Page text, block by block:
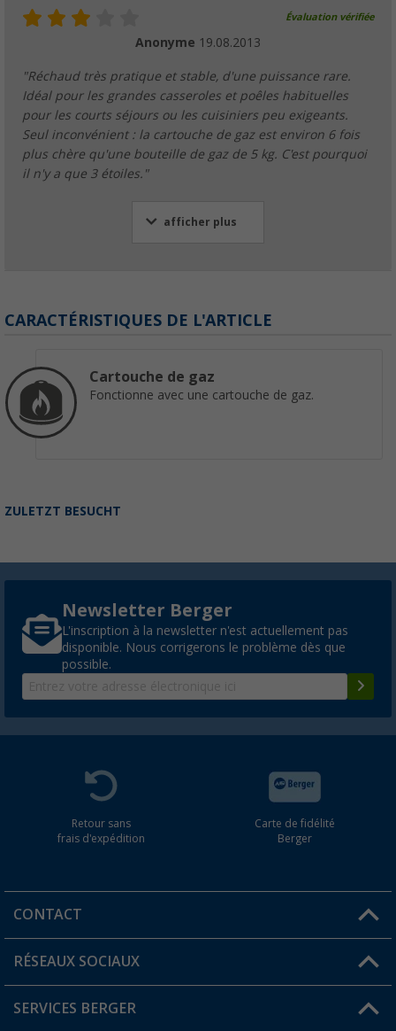
Évaluation vérifiée
Anonyme 19.08.2013
"Réchaud très pratique et stable, d'une puissance rare.
Idéal pour les grandes casseroles et poêles habituelles
pour les courts séjours ou les cuisiniers peu exigeants.
Seul inconvénient : la cartouche de gaz est environ 6 fois
plus chère qu'une bouteille de gaz de 5 kg. C'est pourquoi
il n'y a que 3 étoiles."
afficher plus
CARACTÉRISTIQUES DE L'ARTICLE
Cartouche de gaz
Fonctionne avec une cartouche de gaz.
ZULETZT BESUCHT
Newsletter Berger
L'inscription à la newsletter n'est actuellement pas
disponible. Nous corrigerons le problème dès que
possible.
Retour sans
frais d'expédition
Carte de fidélité
Berger
CONTACT
Une question ?
Trouver une magasin
RÉSEAUX SOCIAUX
SERVICES BERGER